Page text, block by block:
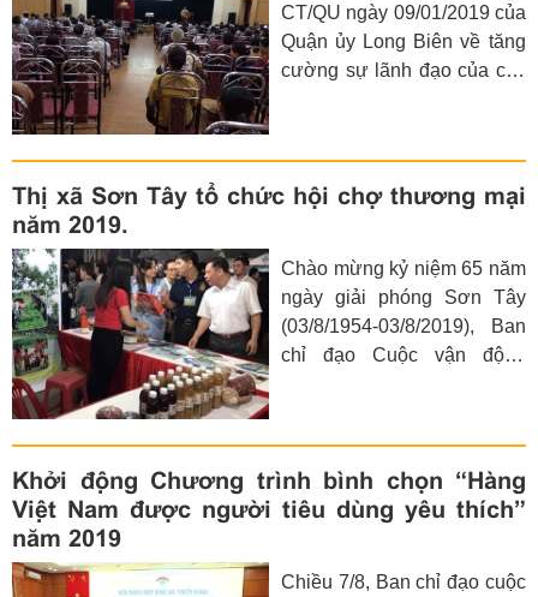
CT/QU ngày 09/01/2019 của
Quận ủy Long Biên về tăng
cường sự lãnh đạo của các
giao thông và giảm thiểu tai
nạn giao thông; kế hoạch số
17/KH-UBND ngày
giao thông quận Long Biên
về tuyên tuyền an toàn giao
thông trên địa bàn quận
Long Biên.
Thị xã Sơn Tây tổ chức hội chợ thương mại
năm 2019.
Chào mừng kỷ niệm 65 năm
ngày giải phóng Sơn Tây
(03/8/1954-03/8/2019), Ban
chỉ đạo Cuộc vận động
phối hợp với Hội doanh
nghiệp thị xã Sơn Tây tổ
chức hội chợ thương mại
với chủ đề “Doanh nghiệp
triển” trong thời gian từ ngày
Khởi động Chương trình bình chọn “Hàng
Việt Nam được người tiêu dùng yêu thích”
năm 2019
Chiều 7/8, Ban chỉ đạo cuộc